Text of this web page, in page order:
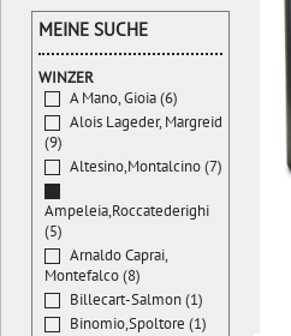
MEINE SUCHE
WINZER
A Mano, Gioia (6)
Alois Lageder, Margreid
(9)
Altesino,Montalcino (7)
Ampeleia,Roccatederighi
(5)
Arnaldo Caprai,
Montefalco (8)
Billecart-Salmon (1)
Binomio,Spoltore (1)